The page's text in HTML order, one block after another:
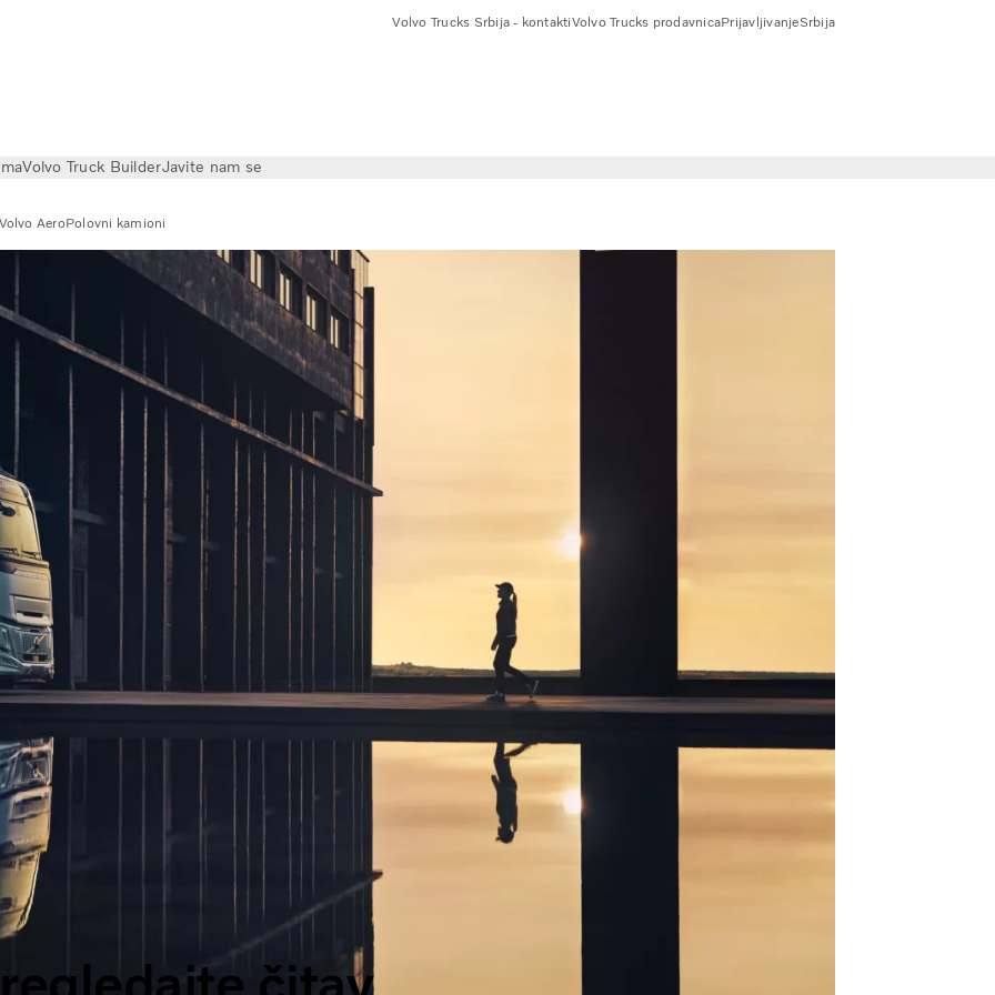
Volvo Trucks Srbija - kontaktiVolvo Trucks prodavnicaPrijavljivanjeSrbija
Volvo Truck BuilderJavite nam se
AeroPolovni kamioni